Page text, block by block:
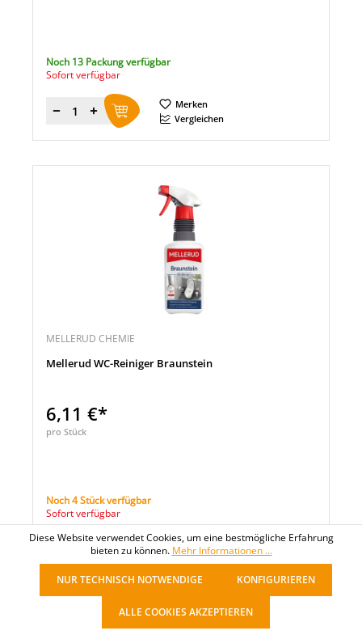
Noch 13 Packung verfügbar
Sofort verfügbar
Menge
Merken
Vergleichen
MELLERUD CHEMIE
Mellerud WC-Reiniger Braunstein
6,11 €*
pro Stück
Noch 4 Stück verfügbar
Sofort verfügbar
Merken
Vergleichen
Diese Website verwendet Cookies, um eine bestmögliche Erfahrung
bieten zu können. Mehr Informationen ...
NUR TECHNISCH NOTWENDIGE KONFIGURIEREN
ALLE COOKIES AKZEPTIEREN